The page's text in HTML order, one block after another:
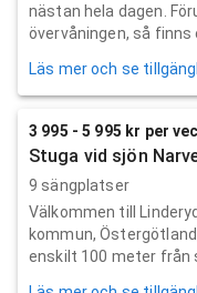
nästan hela dagen.
övervåningen, så finns
Läs mer och se
3 995 - 5 995 kr per
Stuga vid sjön
9 sängplatser
Välkommen till
kommun,
enskilt 100 meter från